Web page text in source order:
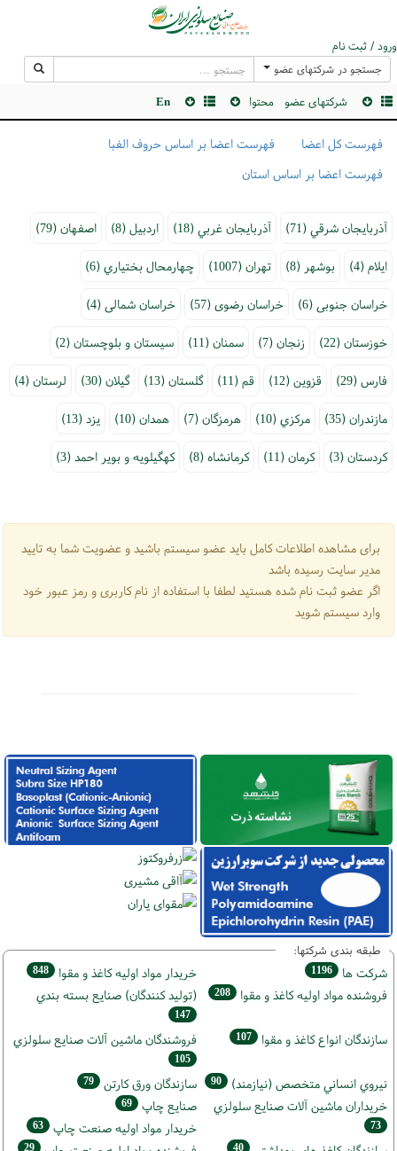
ورود / ثبت نام
جستجو در شرکتهای عضو
شرکتهای عضو محتوا En
فهرست کل اعضا
فهرست اعضا بر اساس حروف الفبا
فهرست اعضا بر اساس استان
آذربايجان شرقي (71) آذربايجان غربي (18) اردبيل (8) اصفهان (79)
ايلام (4) بوشهر (8) تهران (1007) چهارمحال بختياري (6)
خراسان جنوبی (6) خراسان رضوی (57) خراسان شمالی (4)
خوزستان (22) زنجان (7) سمنان (11) سیستان و بلوچستان (2)
فارس (29) قزوين (12) قم (11) گلستان (13) گيلان (30) لرستان (4)
مازندران (35) مرکزي (10) هرمزگان (7) همدان (10) يزد (13)
کردستان (3) کرمان (11) کرمانشاه (8) کهگيلويه و بوير احمد (3)
برای مشاهده اطلاعات کامل باید عضو سیستم باشید و عضویت شما به تایید
مدیر سایت رسیده باشد
اگر عضو ثبت نام شده هستید لطفا با استفاده از نام کاربری و رمز عبور خود
وارد سیستم شوید
طبقه بندی شرکتها:
شركت ها 1196 خريدار مواد اوليه كاغذ و مقوا 848
فروشنده مواد اوليه كاغذ و مقوا 208 (تولید كنندگان) صنايع بسته بندي
147
سازندگان انواع کاغذ و مقوا 107 فروشندگان ماشين آلات صنايع سلولزي
105
نيروي انساني متخصص (نیازمند) 90 سازندگان ورق كارتن 79
خریداران ماشين آلات صنايع سلولزي
73
صنايع چاپ 69
خريدار مواد اوليه صنعت چاپ 63
40
29